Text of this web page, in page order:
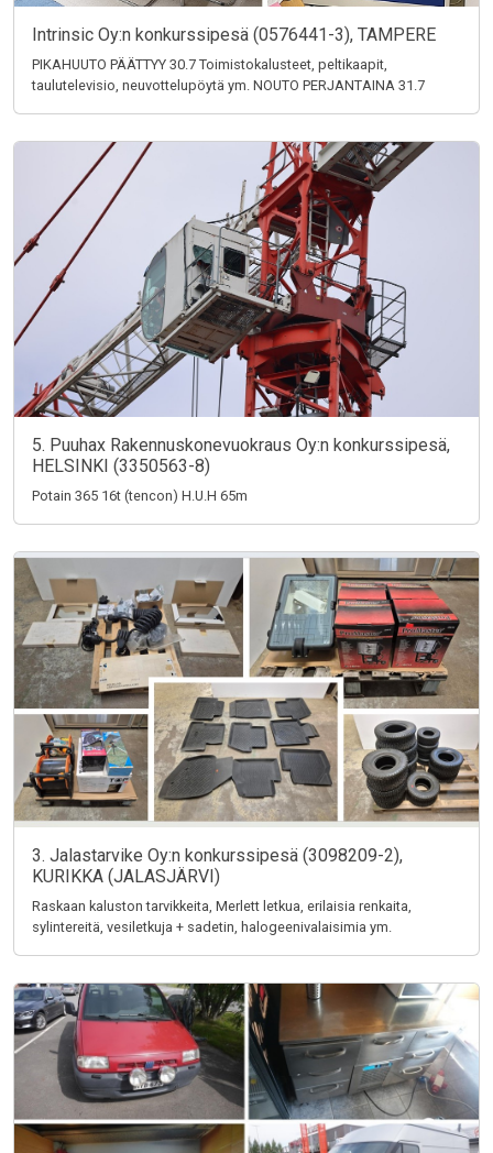
Intrinsic Oy:n konkurssipesä (0576441-3), TAMPERE
PIKAHUUTO PÄÄTTYY 30.7 Toimistokalusteet, peltikaapit,
taulutelevisio, neuvottelupöytä ym. NOUTO PERJANTAINA 31.7
5. Puuhax Rakennuskonevuokraus Oy:n konkurssipesä,
HELSINKI (3350563-8)
Potain 365 16t (tencon) H.U.H 65m
3. Jalastarvike Oy:n konkurssipesä (3098209-2),
KURIKKA (JALASJÄRVI)
Raskaan kaluston tarvikkeita, Merlett letkua, erilaisia renkaita,
sylintereitä, vesiletkuja + sadetin, halogeenivalaisimia ym.